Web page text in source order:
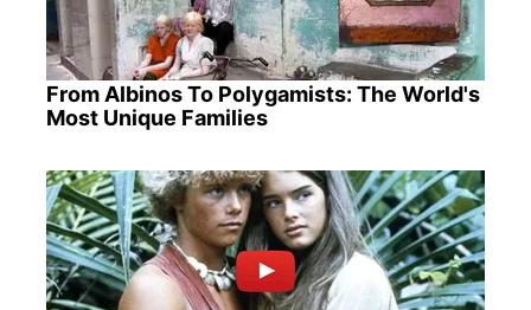
From Albinos To Polygamists: The World's
Most Unique Families